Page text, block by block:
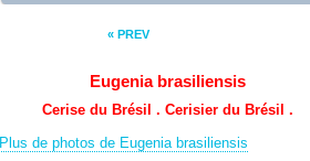
« PREV
Eugenia brasiliensis
Cerise du Brésil . Cerisier du Brésil .
Plus de photos de Eugenia brasiliensis